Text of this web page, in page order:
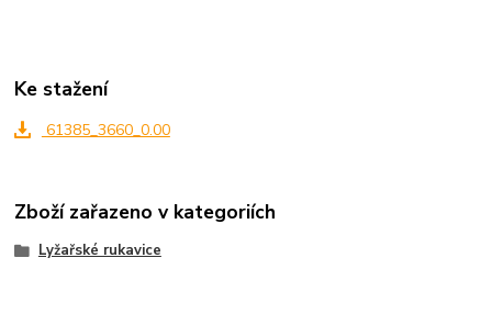
Ke stažení
61385_3660_0.00
Zboží zařazeno v kategoriích
Lyžařské rukavice